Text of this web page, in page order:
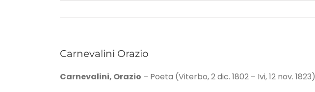
Carnevalini Orazio
Carnevalini, Orazio – Poeta (Viterbo, 2 dic. 1802 – Ivi, 12 nov. 1823)